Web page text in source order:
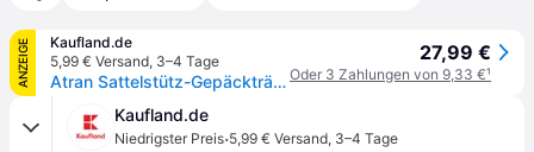
ANZEIGE
Kaufland.de
5,99 € Versand, 3–4 Tage
Atran Sattelstütz-Gepäckträger velo Tour schwarz, Alu, inkl. AVS System
27,99 €
Oder 3 Zahlungen von 9,33 €¹
Kaufland.de
Niedrigster Preis·5,99 € Versand, 3–4 Tage